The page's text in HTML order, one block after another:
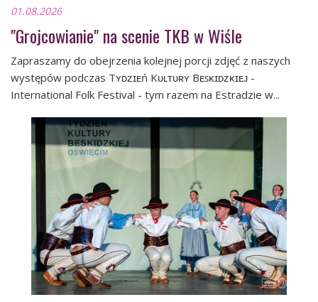
01.08.2026
"Grojcowianie" na scenie TKB w Wiśle
Zapraszamy do obejrzenia kolejnej porcji zdjęć z naszych
występów podczas Tʏᴅᴢɪᴇń Kᴜʟᴛᴜʀʏ Bᴇꜱᴋɪᴅᴢᴋɪᴇᴊ -
International Folk Festival - tym razem na Estradzie w...